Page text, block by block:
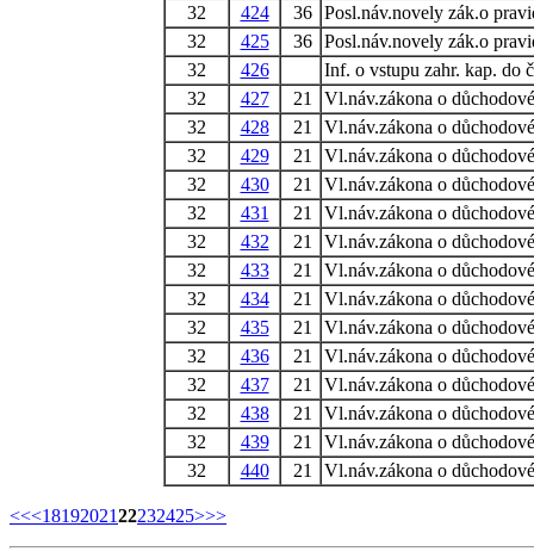
32
424 36 Posl.náv.novely zák.o
32
425 36 Posl.náv.novely zák.o
32
426
Inf. o vstupu zahr. kap. do
32
427 21
Vl.náv.zákona o
32
428 21
Vl.náv.zákona o
32
429 21
Vl.náv.zákona o
32
430 21
Vl.náv.zákona o
32
431 21
Vl.náv.zákona o
32
432 21
Vl.náv.zákona o
32
433 21
Vl.náv.zákona o
32
434 21
Vl.náv.zákona o
32
435 21
Vl.náv.zákona o
32
436 21
Vl.náv.zákona o
32
437 21
Vl.náv.zákona o
32
438 21
Vl.náv.zákona o
32
439 21
Vl.náv.zákona o
32
440 21 Vl.náv.zákona o
<<<1819202122232425>>>